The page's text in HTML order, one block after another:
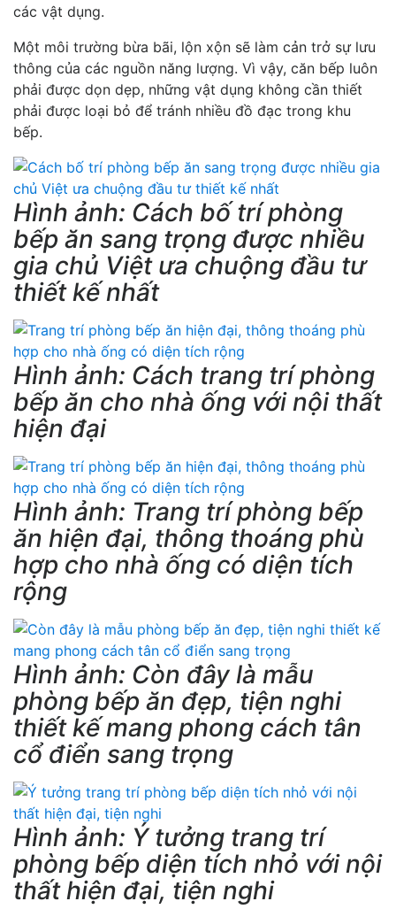
các vật dụng.
Một môi trường bừa bãi, lộn xộn sẽ làm cản trở sự lưu
thông của các nguồn năng lượng. Vì vậy, căn bếp luôn
phải được dọn dẹp, những vật dụng không cần thiết
phải được loại bỏ để tránh nhiều đồ đạc trong khu
bếp.
Hình ảnh: Cách bố trí phòng
bếp ăn sang trọng được nhiều
gia chủ Việt ưa chuộng đầu tư
thiết kế nhất
Hình ảnh: Cách trang trí phòng
bếp ăn cho nhà ống với nội thất
hiện đại
Hình ảnh: Trang trí phòng bếp
ăn hiện đại, thông thoáng phù
hợp cho nhà ống có diện tích
rộng
Hình ảnh: Còn đây là mẫu
phòng bếp ăn đẹp, tiện nghi
thiết kế mang phong cách tân
cổ điển sang trọng
Hình ảnh: Ý tưởng trang trí
phòng bếp diện tích nhỏ với nội
thất hiện đại, tiện nghi